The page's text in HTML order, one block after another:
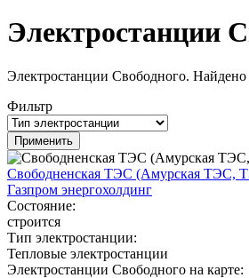
Электростанции
Электростанции Свободного. Найдено
Фильтр
Свободненская ТЭС (Амурская ТЭС,
Газпром энергохолдинг
Состояние:
строится
Тип электростанции:
Тепловые электростанции
Электростанции Свободного на карте: